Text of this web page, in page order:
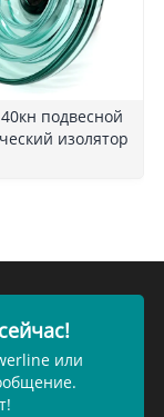
подвесной
изолятор
или